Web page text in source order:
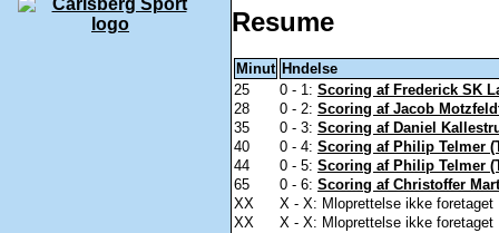
Resume
Minut Hndelse
25
0 - 1: Scoring af Frederick SK
28
0 - 2: Scoring af Jacob
35
0 - 3: Scoring af Daniel
40
0 - 4: Scoring af Philip Telmer
44
0 - 5: Scoring af Philip Telmer
65
0 - 6: Scoring af Christoffer
XX
X - X: Mloprettelse ikke foretaget
XX
X - X: Mloprettelse ikke foretaget